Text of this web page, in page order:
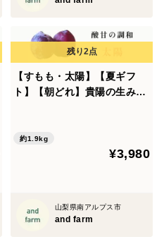
【すもも・太陽】【夏ギフ
ト】【朝どれ】貴陽の生みの
約1.9kg
¥3,980
山梨県南アルプス市
and farm